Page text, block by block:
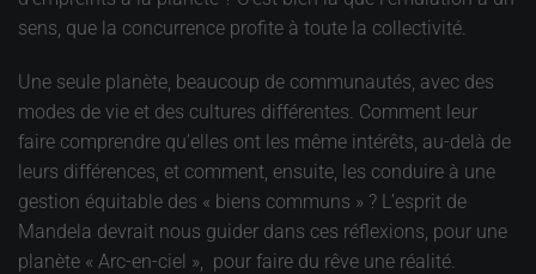
sens, que la concurrence profite à toute la collectivité.
Une seule planète, beaucoup de communautés, avec des
modes de vie et des cultures différentes. Comment leur
faire comprendre qu’elles ont les même intérêts, au-delà de
leurs différences, et comment, ensuite, les conduire à une
gestion équitable des « biens communs » ? L’esprit de
Mandela devrait nous guider dans ces réflexions, pour une
planète « Arc-en-ciel », pour faire du rêve une réalité.